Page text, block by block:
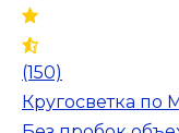
(150)
Кругосветка по